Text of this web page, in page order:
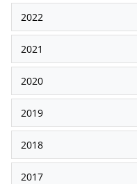
2022
2021
2020
2019
2018
2017